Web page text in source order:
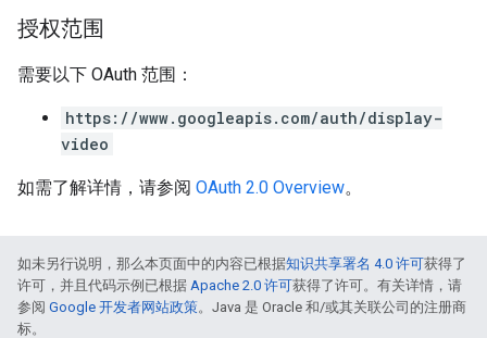
授权范围
需要以下 OAuth 范围：
https://www.googleapis.com/auth/display-
video
如需了解详情，请参阅 OAuth 2.0 Overview。
如未另行说明，那么本页面中的内容已根据知识共享署名 4.0 许可获得了
许可，并且代码示例已根据 Apache 2.0 许可获得了许可。有关详情，请
参阅 Google 开发者网站政策。Java 是 Oracle 和/或其关联公司的注册商
标。